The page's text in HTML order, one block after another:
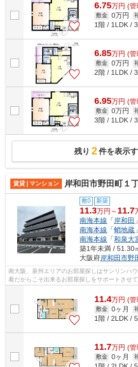
6.75万円 (管
敷金 0万円
1階 / 1LDK /
6.85万円 (管
敷金 0万円
2階 / 1LDK /
6.95万円 (管
敷金 0万円
3階 / 1LDK /
残り 2件を表示
賃貸 | マンション 岸和田市野田町１丁
敷0 新築
11.3万円～ 11.7
南海本線 「 岸和田
南海本線 「蛸地蔵
南海本線 「和泉大
築1年未満 / 51.30
大阪府岸和田市野
南大阪、泉州エリアのお部屋探しはサンリンハ
着だからこそ出来るお部屋探しをサポートさせて
11.4万円 (管
敷金 0ヶ月
1階 / 2LDK /
11.7万円 (管
敷金 0ヶ月